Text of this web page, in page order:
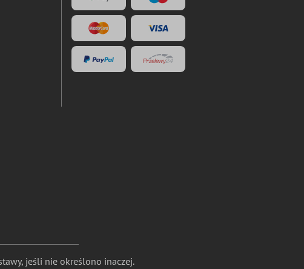
jeśli nie określono inaczej.